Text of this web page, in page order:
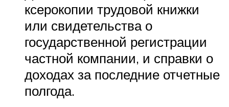
ксерокопии трудовой книжки
или свидетельства о
государственной регистрации
частной компании, и справки о
доходах за последние отчетные
полгода.